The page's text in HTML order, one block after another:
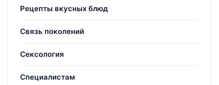
Рецепты вкусных блюд
Связь поколений
Сексология
Специалистам